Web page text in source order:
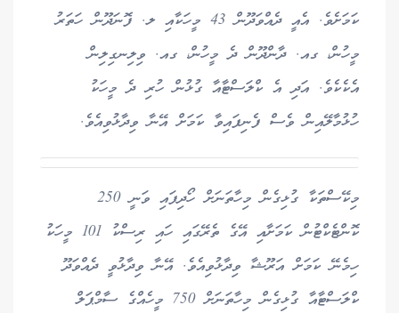
ކަމަށެވެ. އެއީ ދެއްވަދޫން 43 މީހަކާއި ލ. ފޮނަދޫން ހަތަރު
މީހުން، ގއ. ދާންދޫން ދެ މީހުން، ގއ. ވިލިނގިލިން
އެކެކެވެ. އަދި އެ ކްލަސްޓާއާ ގުޅުން ހުރި ދެ މީހަކު
ހުޅުމާލޭއިން ވެސް ފެނިފައިވާ ކަމަށް އޭނާ ވިދާޅުވިއެވެ.
މިކޭސްތަކާ ގުޅިގެން މިހާތަނަށް ހޯދިފައި ވަނީ 250
ކޮންޓެކްޓުން ކަމަށާއި އޭގެ ތެރޭގައި ހައި ރިސްކު 101 މީހަކު
ހިމެނޭ ކަމަށް އަރޫޝާ ވިދާޅުވިއެވެ. އޭނާ ވިދާޅުވީ ދެއްވަދޫ
ކްލަސްޓާއާ ގުޅިގެން މިހާތަނަށް 750 މީހެއްގެ ސާމްޕަލް